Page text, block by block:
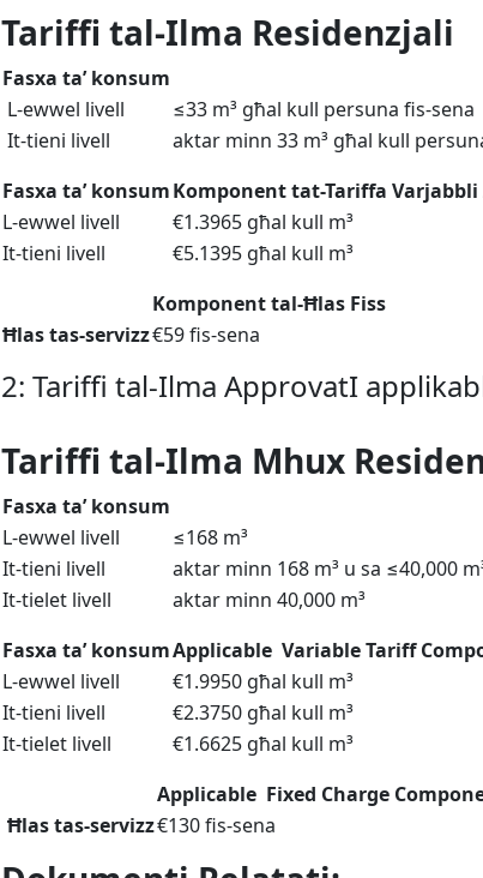
Tariffi tal-Ilma Residenzjali
Fasxa ta’ konsum
L-ewwel livell
≤33 m³ għal kull persuna fis-sena
It-tieni livell
aktar minn 33 m³ għal kull
Fasxa ta’ konsumKomponent tat-Tariffa
L-ewwel livell
€1.3965 għal kull m³
It-tieni livell
€5.1395 għal kull m³
Komponent tal-Ħlas Fiss
Ħlas tas-servizz€59 fis-sena
2: Tariffi tal-Ilma ApprovatI
Tariffi tal-Ilma Mhux
Fasxa ta’ konsum
L-ewwel livell
≤168 m³
It-tieni livell
aktar minn 168 m³ u sa ≤40,000
It-tielet livell
aktar minn 40,000 m³
Fasxa ta’ konsumApplicable Variable Tariff
L-ewwel livell
€1.9950 għal kull m³
It-tieni livell
€2.3750 għal kull m³
It-tielet livell
€1.6625 għal kull m³
Applicable Fixed Charge
Ħlas tas-servizz€130 fis-sena